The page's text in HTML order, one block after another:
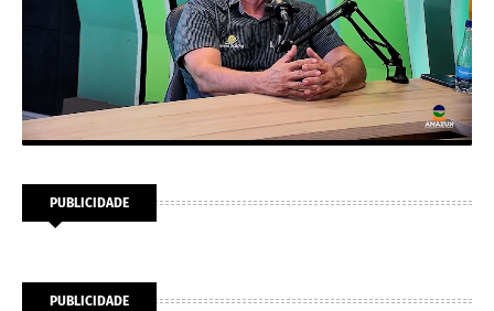
PUBLICIDADE
PUBLICIDADE